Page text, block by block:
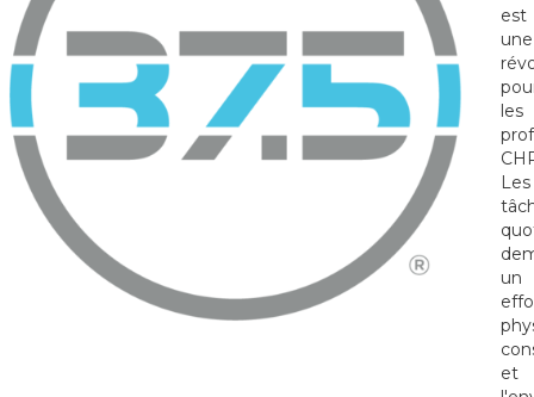
est
une
les
Les
un
et